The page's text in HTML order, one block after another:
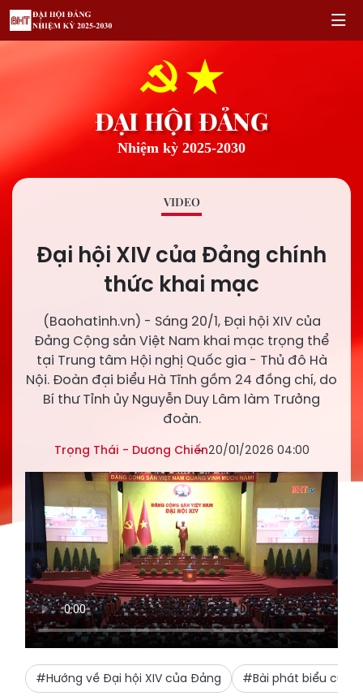
ĐẠI HỘI ĐẢNG
Nhiệm kỳ 2025-2030
VIDEO
Đại hội XIV của Đảng chính
thức khai mạc
(Baohatinh.vn) - Sáng 20/1, Đại hội XIV của
Đảng Cộng sản Việt Nam khai mạc trọng thể
tại Trung tâm Hội nghị Quốc gia - Thủ đô Hà
Nội. Đoàn đại biểu Hà Tĩnh gồm 24 đồng chí, do
Bí thư Tỉnh ủy Nguyễn Duy Lâm làm Trưởng
đoàn.
Trọng Thái - Dương Chiến20/01/2026 04:00
#Hướng về Đại hội XIV của Đảng #Bài phát biểu của